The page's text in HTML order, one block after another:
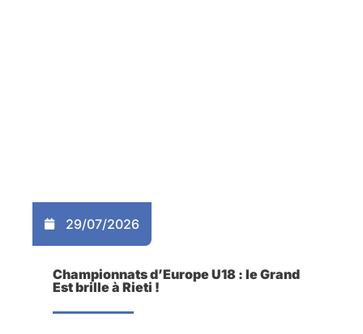
29/07/2026
Championnats d’Europe U18 : le Grand
Est brille à Rieti !